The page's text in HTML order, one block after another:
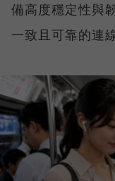
備高度穩定性與
一致且可靠的連